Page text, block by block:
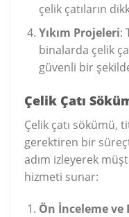
çelik çatıların
Yıkım Projeleri:
binalarda çelik
güvenli bir
Çelik Çatı
Çelik çatı sökümü,
gerektiren bir
adım izleyerek
hizmeti sunar:
Ön İnceleme ve